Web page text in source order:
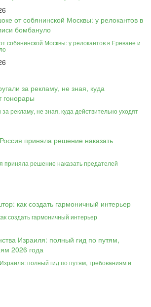
собянинской Москвы: у релокантов в Ереване и
рекламу, не зная, куда действительно уходят
приняла решение наказать предателей
создать гармоничный интерьер
полный гид по путям, требованиям и